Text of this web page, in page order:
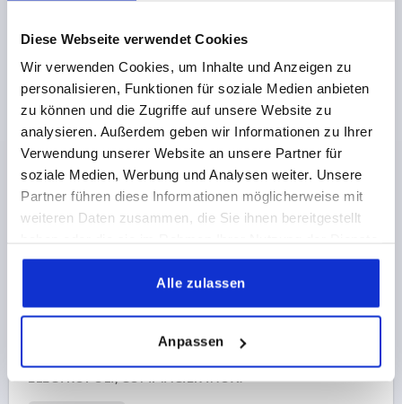
Diese Webseite verwendet Cookies
Wir verwenden Cookies, um Inhalte und Anzeigen zu
personalisieren, Funktionen für soziale Medien anbieten
zu können und die Zugriffe auf unsere Website zu
analysieren. Außerdem geben wir Informationen zu Ihrer
Verwendung unserer Website an unsere Partner für
soziale Medien, Werbung und Analysen weiter. Unsere
Partner führen diese Informationen möglicherweise mit
weiteren Daten zusammen, die Sie ihnen bereitgestellt
gesammelt haben.
Alle zulassen
Anpassen
H=40,5
H1=12 HAUTEUR DE POIGNÉE=65
NOMBRE DE DENTS =24
Référence:K0121.1110
35,92 CHF
hors frais d’envoi
K0121
ELECTROPOLI, COMP:ACIER INOX.